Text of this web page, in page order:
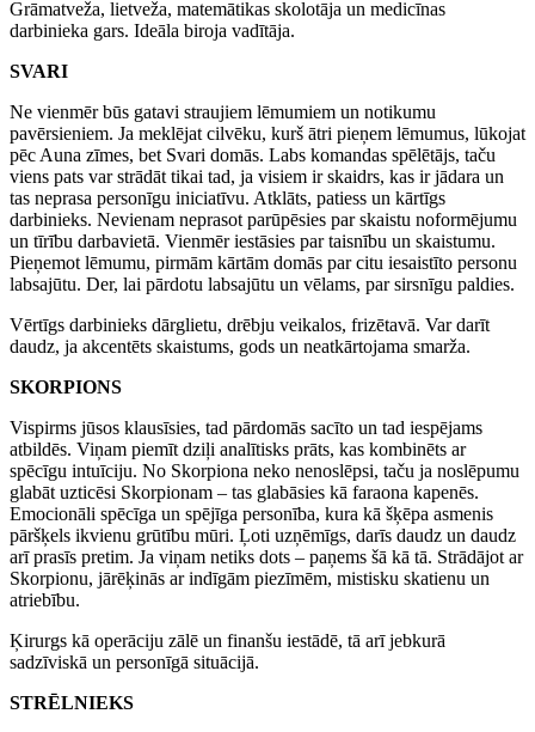
Grāmatveža, lietveža, matemātikas skolotāja un medicīnas
darbinieka gars. Ideāla biroja vadītāja.
SVARI
Ne vienmēr būs gatavi straujiem lēmumiem un notikumu
pavērsieniem. Ja meklējat cilvēku, kurš ātri pieņem lēmumus, lūkojat
pēc Auna zīmes, bet Svari domās. Labs komandas spēlētājs, taču
viens pats var strādāt tikai tad, ja visiem ir skaidrs, kas ir jādara un
tas neprasa personīgu iniciatīvu. Atklāts, patiess un kārtīgs
darbinieks. Nevienam neprasot parūpēsies par skaistu noformējumu
un tīrību darbavietā. Vienmēr iestāsies par taisnību un skaistumu.
Pieņemot lēmumu, pirmām kārtām domās par citu iesaistīto personu
labsajūtu. Der, lai pārdotu labsajūtu un vēlams, par sirsnīgu paldies.
Vērtīgs darbinieks dārglietu, drēbju veikalos, frizētavā. Var darīt
daudz, ja akcentēts skaistums, gods un neatkārtojama smarža.
SKORPIONS
Vispirms jūsos klausīsies, tad pārdomās sacīto un tad iespējams
atbildēs. Viņam piemīt dziļi analītisks prāts, kas kombinēts ar
spēcīgu intuīciju. No Skorpiona neko nenoslēpsi, taču ja noslēpumu
glabāt uzticēsi Skorpionam – tas glabāsies kā faraona kapenēs.
Emocionāli spēcīga un spējīga personība, kura kā šķēpa asmenis
pāršķels ikvienu grūtību mūri. Ļoti uzņēmīgs, darīs daudz un daudz
arī prasīs pretim. Ja viņam netiks dots – paņems šā kā tā. Strādājot ar
Skorpionu, jārēķinās ar indīgām piezīmēm, mistisku skatienu un
atriebību.
Ķirurgs kā operāciju zālē un finanšu iestādē, tā arī jebkurā
sadzīviskā un personīgā situācijā.
STRĒLNIEKS